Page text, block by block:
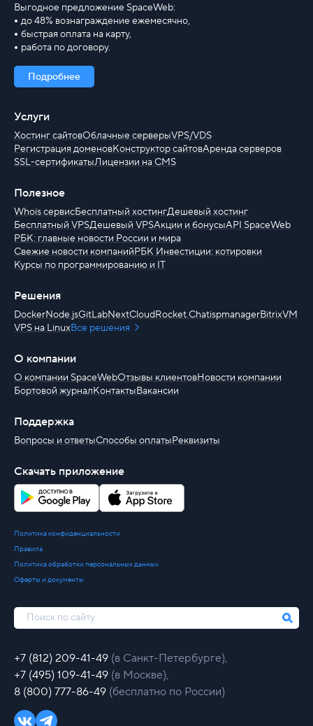
Выгодное предложение SpaceWeb:
до 48% вознаграждение ежемесячно,
быстрая оплата на карту,
работа по договору.
Подробнее
Услуги
Хостинг сайтовОблачные серверыVPS/VDS
Регистрация доменовКонструктор сайтовАренда серверов
SSL-сертификатыЛицензии на CMS
Полезное
Whois сервисБесплатный хостингДешевый хостинг
Бесплатный VPSДешевый VPSАкции и бонусыAPI SpaceWeb
РБК: главные новости России и мира
Свежие новости компанийРБК Инвестиции: котировки
Курсы по программированию и IT
Решения
DockerNode.jsGitLabNextCloudRocket.ChatispmanagerBitrixVM
VPS на LinuxВсе решения
О компании
О компании SpaceWebОтзывы клиентовНовости компании
Бортовой журналКонтактыВакансии
Поддержка
Вопросы и ответыСпособы оплатыРеквизиты
Скачать приложение
Политика конфиденциальности
Правила
Политика обработки персональных данных
Оферты и документы
+7 (812) 209-41-49 (в Санкт-Петербурге),
+7 (495) 109-41-49 (в Москве),
8 (800) 777-86-49 (бесплатно по России)